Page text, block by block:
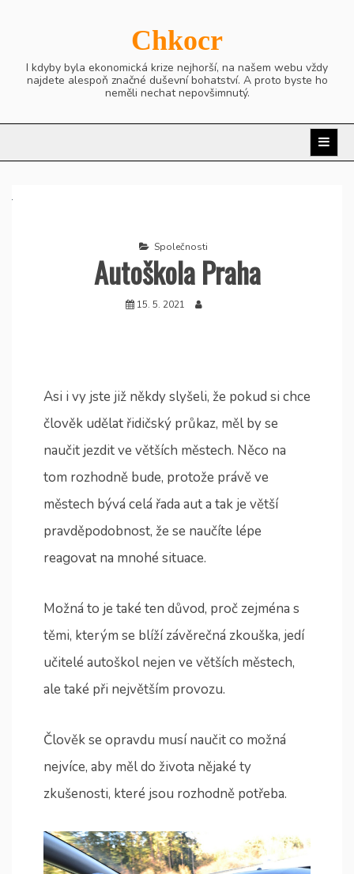
Chkocr
I kdyby byla ekonomická krize nejhorší, na našem webu vždy
najdete alespoň značné duševní bohatství. A proto byste ho
neměli nechat nepovšimnutý.
Společnosti
Autoškola Praha
15. 5. 2021
Asi i vy jste již někdy slyšeli, že pokud si chce
člověk udělat řidičský průkaz, měl by se
naučit jezdit ve větších městech. Něco na
tom rozhodně bude, protože právě ve
městech bývá celá řada aut a tak je větší
pravděpodobnost, že se naučíte lépe
reagovat na mnohé situace.
Možná to je také ten důvod, proč zejména s
těmi, kterým se blíží závěrečná zkouška, jedí
učitelé autoškol nejen ve větších městech,
ale také při největším provozu.
Člověk se opravdu musí naučit co možná
nejvíce, aby měl do života nějaké ty
zkušenosti, které jsou rozhodně potřeba.